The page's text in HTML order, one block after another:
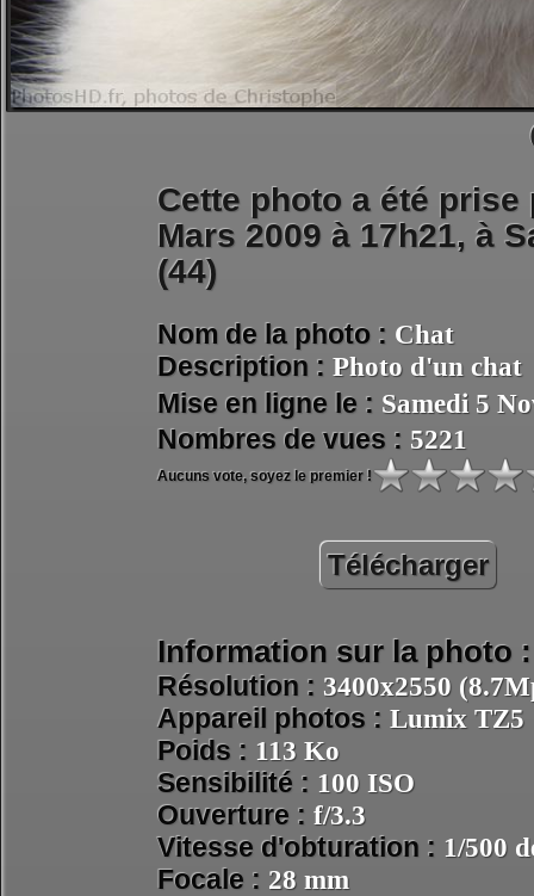
Cette photo a été
Mars 2009 à 17h21, à
(44)
Nom de la photo : Chat
Description : Photo d'un chat
Mise en ligne le : Samedi 5
Nombres de vues : 5221
Aucuns vote, soyez le premier !
Télécharger
Information sur la photo :
Résolution : 3400x2550
Appareil photos : Lumix TZ5
Poids : 113 Ko
Sensibilité : 100 ISO
Ouverture : f/3.3
Vitesse d'obturation : 1/500
Focale : 28 mm